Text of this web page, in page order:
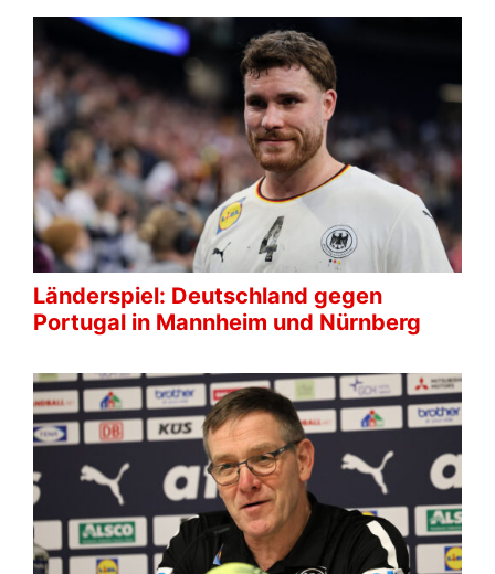
Länderspiel: Deutschland gegen
Portugal in Mannheim und Nürnberg